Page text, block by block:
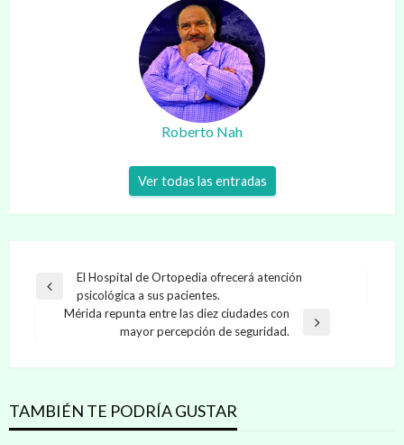
Roberto Nah
Ver todas las entradas
Navegación
Entrada
anterior
El Hospital de Ortopedia ofrecerá atención
psicológica a sus pacientes.
Mérida repunta entre las diez ciudades con
mayor percepción de seguridad.
TAMBIÉN TE PODRÍA GUSTAR